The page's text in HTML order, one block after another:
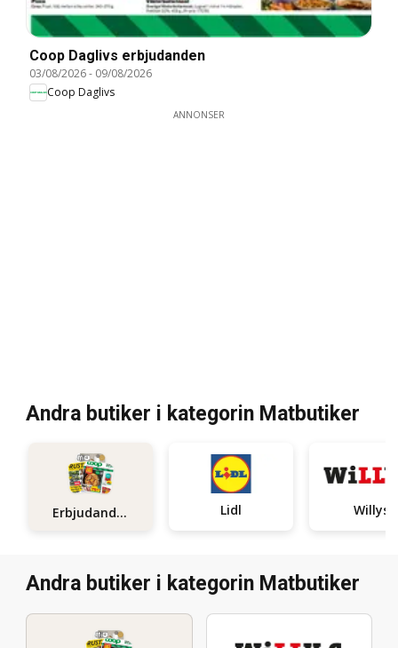
Coop Daglivs erbjudanden
03/08/2026- 09/08/2026
Coop Daglivs
ANNONSER
Andra butiker i kategorin Matbutiker
Erbjudanden Lidl Willys
Andra butiker i kategorin Matbutiker